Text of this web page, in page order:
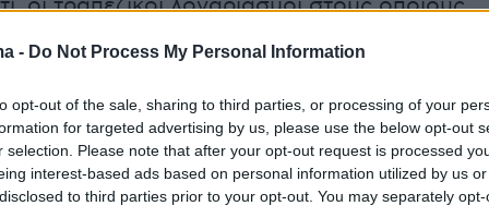
- Do Not Process My Personal Information
opt-out of the sale, sharing to third parties, or processing of your
for targeted advertising by us, please use the below opt-out
selection. Please note that after your opt-out request is processed
interest-based ads based on personal information utilized by us
to third parties prior to your opt-out. You may separately
οι τραπεζικοί λογαριασμοί στους οποίους
δράστες, ενώ η τηλεφωνική
με την παθούσα πραγματοποιήθηκε από
σύνδεση που ήταν δηλωμένη σε στοιχεία
υπηκόου τρίτης χώρας («αχυράνθρωπου» –